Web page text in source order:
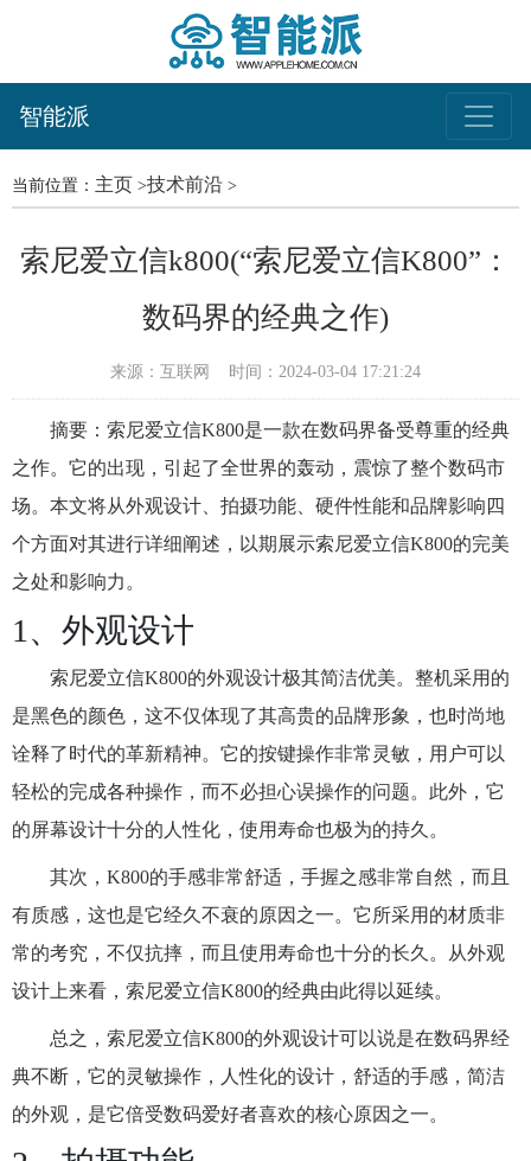
智能派
当前位置： 主页 >技术前沿 >
索尼爱立信k800(“索尼爱立信K800”：
数码界的经典之作)
来源：互联网 时间：2024-03-04 17:21:24
摘要：索尼爱立信K800是一款在数码界备受尊重的经典
之作。它的出现，引起了全世界的轰动，震惊了整个数码市
场。本文将从外观设计、拍摄功能、硬件性能和品牌影响四
个方面对其进行详细阐述，以期展示索尼爱立信K800的完美
之处和影响力。
1、外观设计
索尼爱立信K800的外观设计极其简洁优美。整机采用的
是黑色的颜色，这不仅体现了其高贵的品牌形象，也时尚地
诠释了时代的革新精神。它的按键操作非常灵敏，用户可以
轻松的完成各种操作，而不必担心误操作的问题。此外，它
的屏幕设计十分的人性化，使用寿命也极为的持久。
其次，K800的手感非常舒适，手握之感非常自然，而且
有质感，这也是它经久不衰的原因之一。它所采用的材质非
常的考究，不仅抗摔，而且使用寿命也十分的长久。从外观
设计上来看，索尼爱立信K800的经典由此得以延续。
总之，索尼爱立信K800的外观设计可以说是在数码界经
典不断，它的灵敏操作，人性化的设计，舒适的手感，简洁
的外观，是它倍受数码爱好者喜欢的核心原因之一。